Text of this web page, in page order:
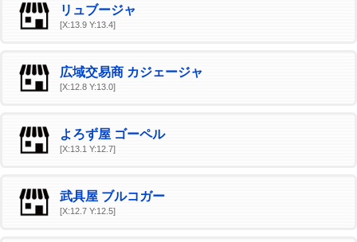
リュブージャ
[X:13.9 Y:13.4]
広域交易商 カジェージャ
[X:12.8 Y:13.0]
よろず屋 ゴーペル
[X:13.1 Y:12.7]
武具屋 ブルコガー
[X:12.7 Y:12.5]